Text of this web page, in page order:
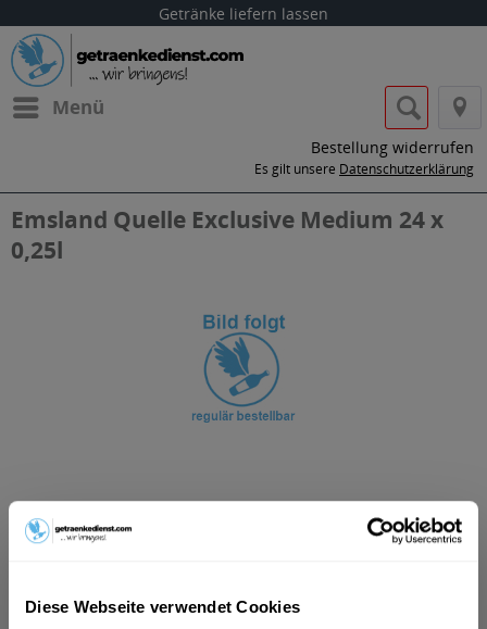
Diese Webseite verwendet Cookies
Getränke liefern lassen
Menü
Bestellung widerrufen
Es gilt unsere Datenschutzerklärung
Emsland Quelle Exclusive Medium 24 x
0,25l
inkl. MwSt.ggf. zzgl. Erschwerniszuschlag